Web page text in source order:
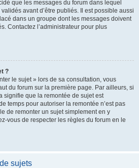
que les messages du forum dans lequel
avant d’être publiés. Il est possible aussi
dans un groupe dont les messages doivent
Contactez l’administrateur pour plus
?
le sujet » lors de sa consultation, vous
du forum sur la première page. Par ailleurs, si
signifie que la remontée de sujet est
temps pour autoriser la remontée n’est pas
de remonter un sujet simplement en y
vous de respecter les règles du forum en le
sujets